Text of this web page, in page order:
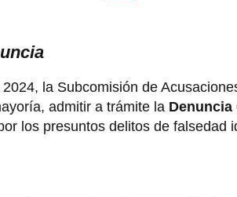
la Subcomisión de
admitir a trámite la Denuncia
los presuntos delitos de falsedad